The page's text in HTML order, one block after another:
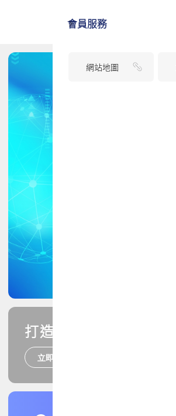
打造您的PCB專業技能
立即報名
會員服務
網站地圖